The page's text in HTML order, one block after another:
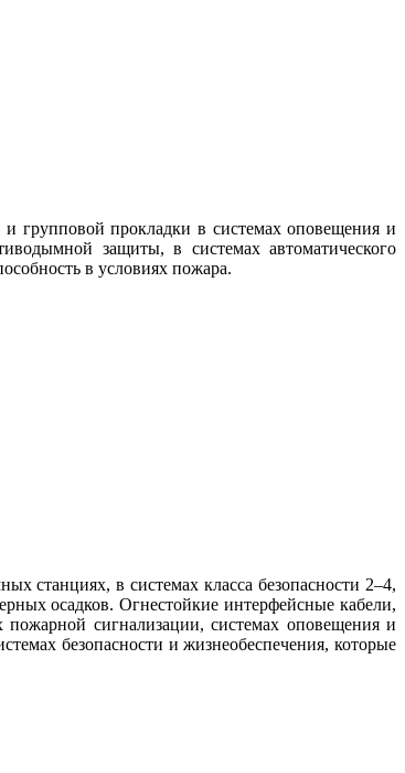
групповой прокладки в системах оповещения и
защиты, в системах автоматического
в условиях пожара.
станциях, в системах класса безопасности 2–4,
осадков. Огнестойкие интерфейсные кабели,
сигнализации, системах оповещения и
безопасности и жизнеобеспечения, которые